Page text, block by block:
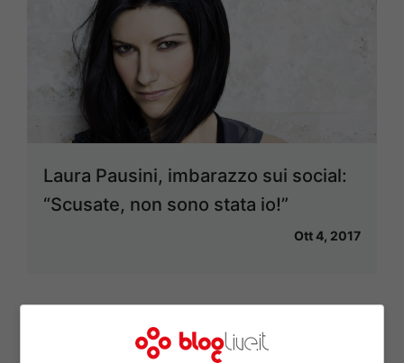
Laura Pausini, imbarazzo sui social:
“Scusate, non sono stata io!”
Ott 4, 2017